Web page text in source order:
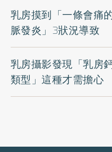
乳房摸到「一條會痛
脈發炎」3狀況導致
乳房攝影發現「乳房
類型」這種才需擔心